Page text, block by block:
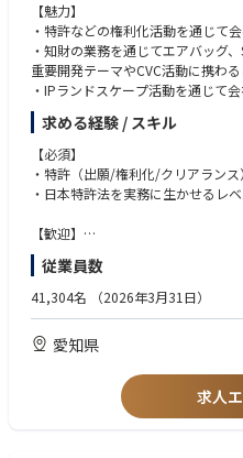
【魅力】
・特許などの権利化活動を通じて
・知財の業務を通じてエアバッグ
重要開発テーマやCVC活動に携わ
・IPランドスケープ活動を通じて
様な視点に触れることができる
・業務の裁量性が高く、リモート
せる働き方ができる
（ワークライフバランスがとりや
グローバルな視点に立ち、IPラン
【主要業務】
①他社参入を抑制する知的財産権
②他社知的財産権を侵さない知的財
③知的財産権情報を俯瞰・解析し
求める経験 / スキル
【必須】
・特許（出願/権利化/クリアラン
・日本特許法を実務に生かせるレ
【歓迎】
・特許調査経験
・外国特許法についての知識
・IPランドスケープに代表される
【求める人物像】
社内、社外問わずコミュニケーシ
怖じせず意見を言える方。
新しいことに積極的に取り組める
従業員数
41,304名 （2026年3月31日）
愛知県
求人